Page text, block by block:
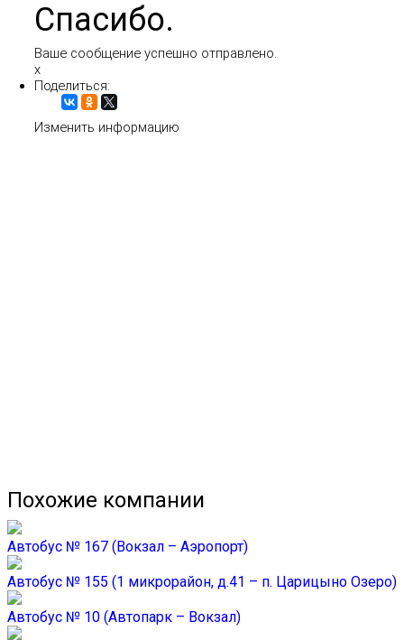
Спасибо.
Ваше сообщение успешно отправлено.
x
Поделиться:
Изменить информацию
Похожие компании
Автобус № 167 (Вокзал – Аэропорт)
Автобус № 155 (1 микрорайон, д.41 – п. Царицыно Озеро)
Автобус № 10 (Автопарк – Вокзал)